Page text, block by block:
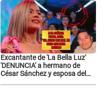
Excantante de 'La Bella Luz'
'DENUNCIA' a hermano de
César Sánchez y esposa del